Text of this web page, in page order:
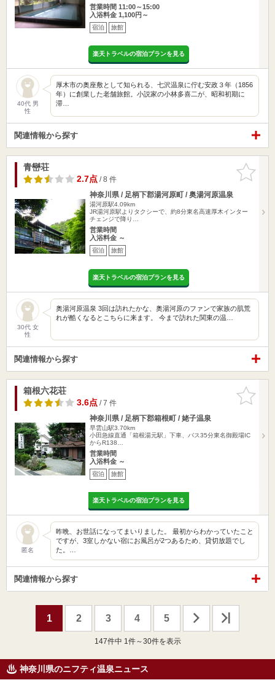
営業時間 11:00～15:00
入浴料金 1,100円～
宿泊 旅館
楽天トラベルの宿泊プランを見る
40代 男
性
厚木市の奥座敷として知られる、七沢温泉に佇む安政３年（1856
年）に創業した老舗旅館。小説家の小林多喜二が、昭和初期に
滞…
関連情報から探す
お気に入
りに追加
青巒荘
2.7点/ 8 件
神奈川県 / 足柄下郡湯河原町 / 奥湯河原温泉
湯河原駅4.09km
JR湯河原駅よりタクシーで、約8分東名高速厚木インター
チェンジで降り…
営業時間
入浴料金 ～
宿泊 旅館
楽天トラベルの宿泊プランを見る
30代 女
性
奥湯河原温泉 3回は訪れたかな、奥湯河原のファンで家族の肌荒
れが酷くなるとこちらに来ます。 今まで訪れた関東の温…
関連情報から探す
お気に入
りに追加
箱根六花荘
3.6点/ 7 件
神奈川県 / 足柄下郡箱根町 / 姥子温泉
早雲山駅3.70km
小田急線直通「箱根湯元駅」下車、バス35分東名御殿場IC
からR138…
営業時間
入浴料金 ～
宿泊 旅館
楽天トラベルの宿泊プランを見る
匿名
昨晩、お世話になってまいりました。 最初からわかっていたこと
ですが、3室しかない宿にお風呂が2つあるため、貸切放題でし
た。…
関連情報から探す
1 2 3 4 5
147件中 1件～30件を表示
神奈川県のニフティ温泉ニュース